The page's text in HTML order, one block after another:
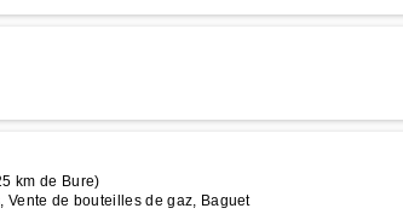
km de Bure)
de bouteilles de gaz, Baguet